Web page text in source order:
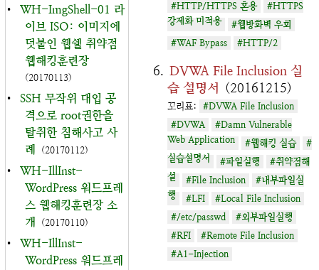
•
WH-ImgShell-01 라
이브 ISO: 이미지에
덧붙인 웹쉘 취약점
웹해킹훈련장
(20170113)
•
SSH 무작위 대입 공
격으로 root권한을
탈취한 침해사고 사
례
(20170112)
•
WH-IllInst-
WordPress 워드프레
스 웹해킹훈련장 소
개
(20170110)
•
WH-IllInst-
WordPress 워드프레
#HTTP/HTTPS 혼용
#HTTPS
강제화 미적용
#웹방화벽 우회
#WAF Bypass
#HTTP/2
DVWA File Inclusion 실
습 설명서 (20161215)
꼬리표:
#DVWA File Inclusion
#DVWA
#Damn Vulnerable
Web Application #웹해킹 실습 #
실습설명서 #파일실행 #취약점해
설 #File Inclusion #내부파일실
행 #LFI
#Local File Inclusion
#/etc/passwd
#외부파일실행
#RFI
#Remote File Inclusion
#A1-Injection